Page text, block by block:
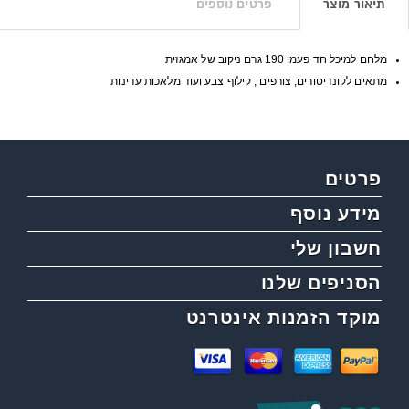
תיאור מוצר פרטים נוספים
מלחם למיכל חד פעמי 190 גרם ניקוב של אמגזית
מתאים לקונדיטורים, צורפים , קילוף צבע ועוד מלאכות עדינות
פרטים
מידע נוסף
חשבון שלי
הסניפים שלנו
מוקד הזמנות אינטרנט